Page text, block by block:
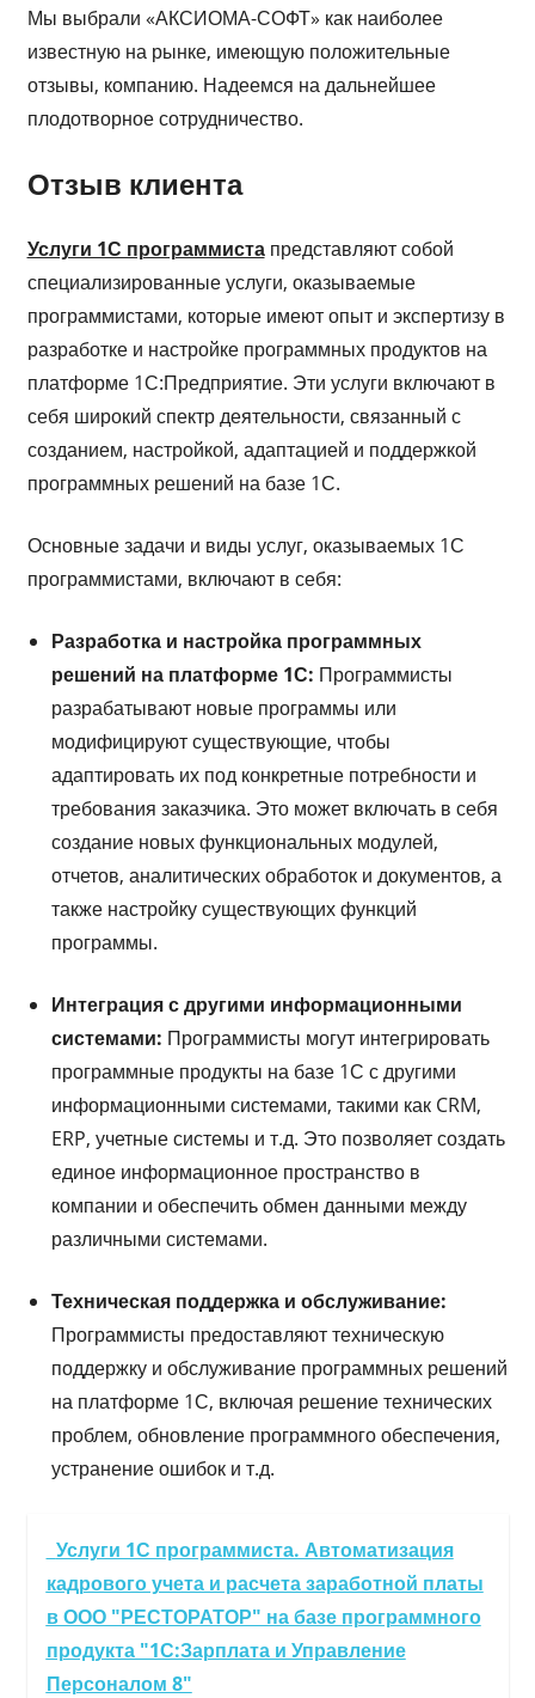
Мы выбрали «АКСИОМА-СОФТ» как наиболее
известную на рынке, имеющую положительные
отзывы, компанию. Надеемся на дальнейшее
плодотворное сотрудничество.
Отзыв клиента
Услуги 1С программистапредставляют собой
специализированные услуги, оказываемые
программистами, которые имеют опыт и экспертизу в
разработке и настройке программных продуктов на
платформе 1С:Предприятие. Эти услуги включают в
себя широкий спектр деятельности, связанный с
созданием, настройкой, адаптацией и поддержкой
программных решений на базе 1С.
Основные задачи и виды услуг, оказываемых 1С
программистами, включают в себя:
Разработка и настройка программных
решений на платформе 1С: Программисты
разрабатывают новые программы или
модифицируют существующие, чтобы
адаптировать их под конкретные потребности и
требования заказчика. Это может включать в себя
создание новых функциональных модулей,
отчетов, аналитических обработок и документов, а
также настройку существующих функций
программы.
Интеграция с другими информационными
системами: Программисты могут интегрировать
программные продукты на базе 1С с другими
информационными системами, такими как CRM,
ERP, учетные системы и т.д. Это позволяет создать
единое информационное пространство в
компании и обеспечить обмен данными между
различными системами.
Техническая поддержка и обслуживание:
Программисты предоставляют техническую
поддержку и обслуживание программных решений
на платформе 1С, включая решение технических
проблем, обновление программного обеспечения,
устранение ошибок и т.д.
Услуги 1С программиста. Автоматизация
кадрового учета и расчета заработной платы
в ООО "РЕСТОРАТОР" на базе программного
продукта "1С:Зарплата и Управление
Персоналом 8"